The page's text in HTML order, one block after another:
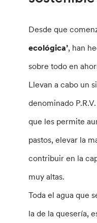
Desde que
ecológica’, han
sobre todo en
Llevan a cabo un
denominado
que les permite
pastos, elevar la
contribuir en la
muy altas.
Toda el agua que
la de la quesería,